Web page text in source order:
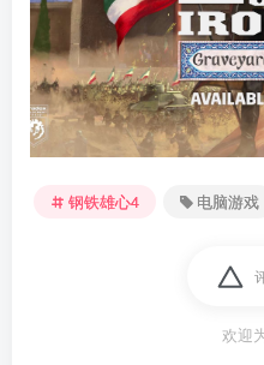
钢铁雄心4 电脑游戏
欢迎